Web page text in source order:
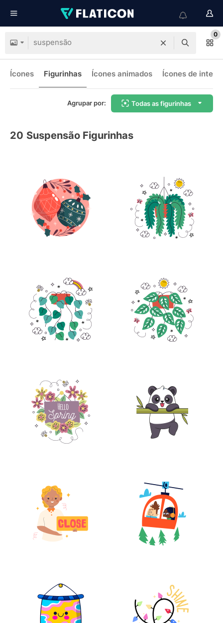
0
Ícones Figurinhas Ícones animados Ícones de
Agrupar por: Todas as figurinhas
20 Suspensão Figurinhas